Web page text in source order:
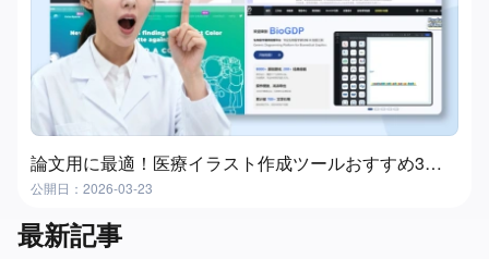
論文用に最適！医療イラスト作成ツールおすすめ3選｜メディカルイラストを簡単作成
公開日：2026-03-23
最新記事